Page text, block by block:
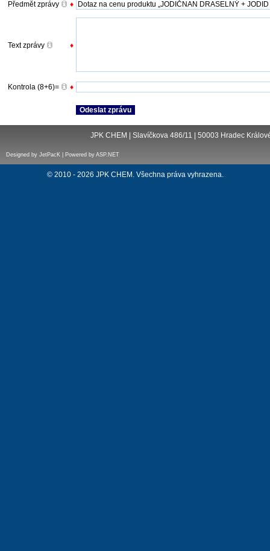
Předmět zprávy ♦
Text zprávy ♦
Kontrola (8+6)= ♦
JPK CHEM | Slavíčkova 486/11 | 50003 Hradec
Designed by JetPacK | Powered by ASP.NET
© 2010 - 2026 JPK CHEM. Všechna práva vyhrazena.